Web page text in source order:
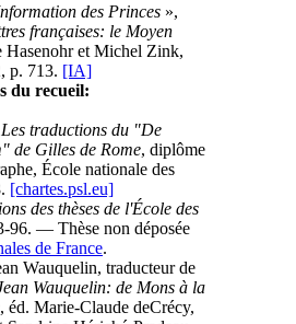
des Princes »,
françaises: le Moyen
Hasenohr et Michel Zink,
p. 713. [IA]
du recueil:
Les traductions du "De
de Gilles de Rome, diplôme
École nationale des
[chartes.psl.eu]
des thèses de l'École des
96. — Thèse non déposée
de France.
Wauquelin, traducteur de
Wauquelin: de Mons à la
, éd. Marie-Claude deCrécy,